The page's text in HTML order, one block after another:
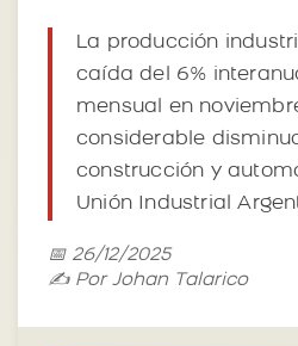
La producción
caída del 6%
mensual en
considerable
construcción y
Unión Industrial
📅 26/12/2025
✍️ Por Johan Talarico